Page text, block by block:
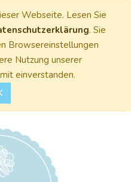
Webseite. Lesen Sie
. Sie
Browsereinstellungen
Nutzung unserer
einverstanden.